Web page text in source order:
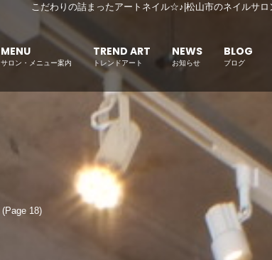
こだわりの詰まったアートネイル☆♪|松山市のネイルサロ
MENU
サロン・メニュー案内
TREND ART
トレンドアート
NEWS
お知らせ
BLOG
ブログ
(Page 18)